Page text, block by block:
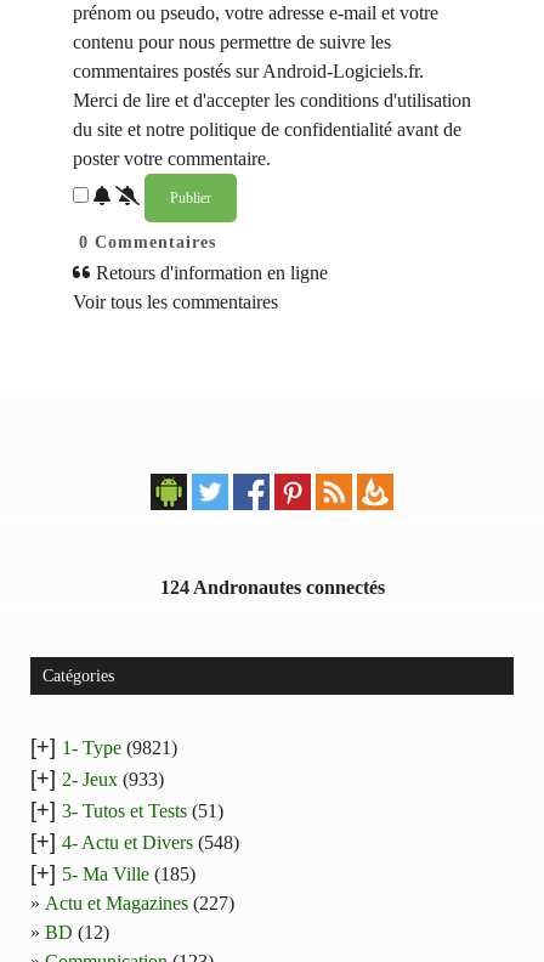
prénom ou pseudo, votre adresse e-mail et votre
contenu pour nous permettre de suivre les
commentaires postés sur Android-Logiciels.fr.
Merci de lire et d'accepter les conditions d'utilisation
du site et notre politique de confidentialité avant de
poster votre commentaire.
0 Commentaires
Retours d'information en ligne
Voir tous les commentaires
124 Andronautes connectés
Catégories
[+] 1- Type (9821)
[+] 2- Jeux (933)
[+] 3- Tutos et Tests (51)
[+] 4- Actu et Divers (548)
[+] 5- Ma Ville (185)
Actu et Magazines (227)
BD (12)